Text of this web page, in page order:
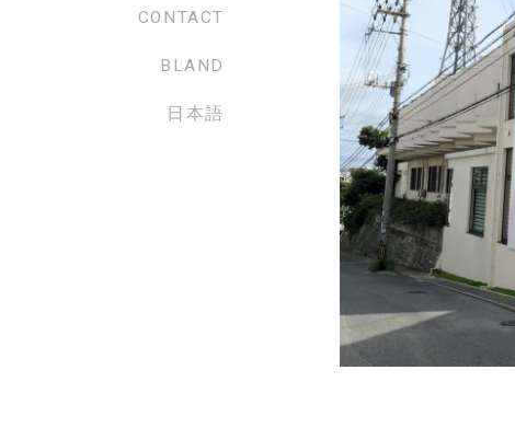
CONTACT
BLAND
日本語